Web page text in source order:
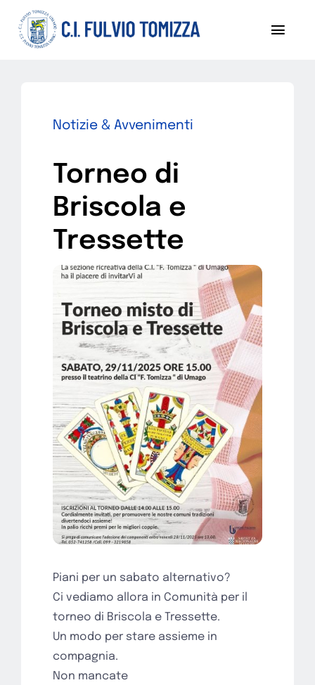
contenuto
Pubblicazioni
Diventa socio
Contattaci
Notizie & Avvenimenti
Torneo di
Briscola e
Tressette
Piani per un sabato alternativo?
Ci vediamo allora in Comunità per il
torneo di Briscola e Tressette.
Un modo per stare assieme in
compagnia.
Non mancate